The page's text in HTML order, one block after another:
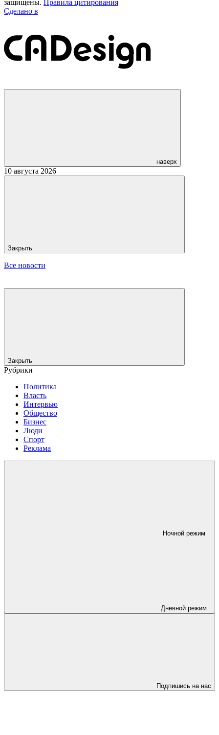
защищены.
Правила цитирования
Сделано в
наверх
10 августа 2026
Закрыть
Все новости
Закрыть
Рубрики
Политика
Власть
Интервью
Общество
Бизнес
Люди
Спорт
Реклама
Ночной режим
Дневной режим
Подпишись на нас